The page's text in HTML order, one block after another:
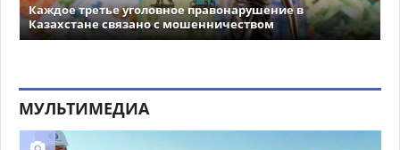
Каждое третье уголовное правонарушение в
Казахстане связано с мошенничеством
МУЛЬТИМЕДИА